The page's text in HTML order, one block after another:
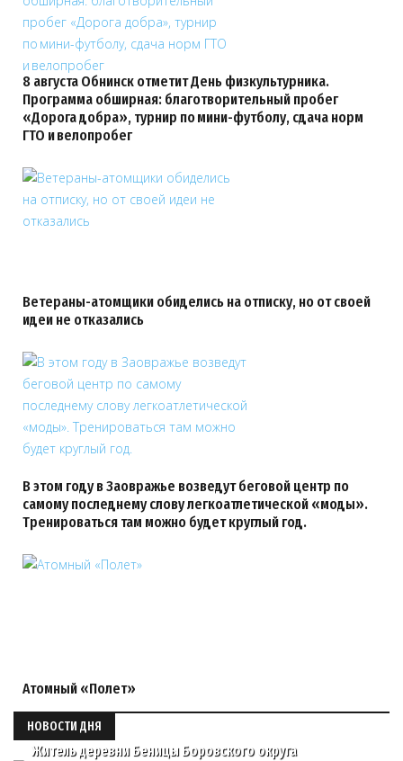
8 августа Обнинск отметит День физкультурника.
Программа обширная: благотворительный пробег
«Дорога добра», турнир по мини-футболу, сдача норм
ГТО и велопробег
Ветераны-атомщики обиделись на отписку, но от своей
идеи не отказались
В этом году в Заовражье возведут беговой центр по
самому последнему слову легкоатлетической «моды».
Тренироваться там можно будет круглый год.
Атомный «Полет»
НОВОСТИ ДНЯ
Житель деревни Беницы Боровского округа